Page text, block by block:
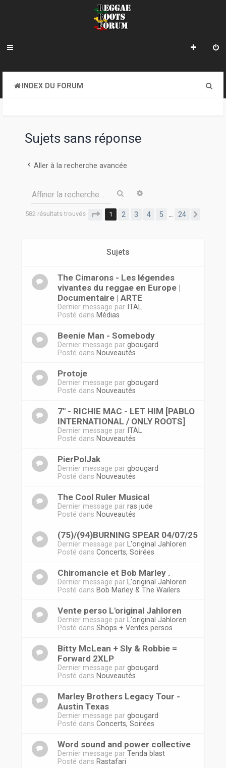
INDEX DU FORUM
Sujets sans réponse
Aller à la recherche avancée
Affiner la recherche… Rechercher
582 résultats trouvés Page 1sur
1 2 3 4 5 24
Sujets
The Cimarons - Les légendes
vivantes du reggae en Europe |
Documentaire | ARTE
Dernier message par ITAL
Posté dans Médias
Beenie Man - Somebody
Dernier message par gbougard
Posté dans Nouveautés
Protoje
Dernier message par gbougard
Posté dans Nouveautés
7" - RICHIE MAC - LET HIM [PABLO
INTERNATIONAL / ONLY ROOTS]
Dernier message par ITAL
Posté dans Nouveautés
PierPolJak
Dernier message par gbougard
Posté dans Nouveautés
The Cool Ruler Musical
Dernier message par ras jude
Posté dans Nouveautés
(75)/(94)BURNING SPEAR 04/07/25
Dernier message par
L'original Jahloren
Posté dans Concerts, Soirées
Chiromancie et Bob Marley .
Dernier message par
L'original Jahloren
Posté dans Bob Marley & The Wailers
Vente perso L'original Jahloren
Dernier message par
L'original Jahloren
Posté dans Shops + Ventes persos
Bitty McLean + Sly & Robbie =
Forward 2XLP
Dernier message par gbougard
Posté dans Nouveautés
Marley Brothers Legacy Tour -
Austin Texas
Dernier message par gbougard
Posté dans Concerts, Soirées
Word sound and power collective
Dernier message par Tenda blast
Posté dans Rastafari